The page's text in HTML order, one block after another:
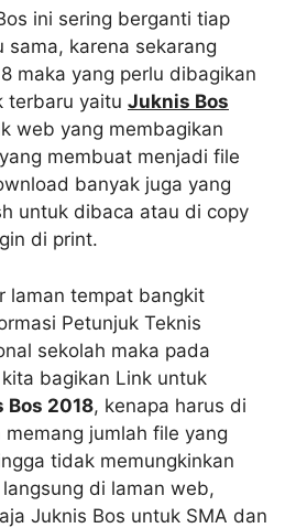
ini sering berganti tiap
sama, karena sekarang
maka yang perlu dibagikan
terbaru yaitu Juknis Bos
web yang membagikan
membuat menjadi file
banyak juga yang
untuk dibaca atau di copy
di print.
laman tempat bangkit
Petunjuk Teknis
sekolah maka pada
bagikan Link untuk
Bos 2018, kenapa harus di
jumlah file yang
tidak memungkinkan
di laman web,
Juknis Bos untuk SMA dan